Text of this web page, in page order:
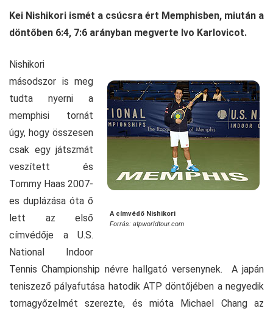
Kei Nishikori ismét a csúcsra ért Memphisben, miután a
döntőben 6:4, 7:6 arányban megverte Ivo Karlovicot.
A címvédő Nishikori
Forrás: atpworldtour.com
Nishikori
másodszor is meg
tudta nyerni a
memphisi tornát
úgy, hogy összesen
csak egy játszmát
veszített és
Tommy Haas 2007-
es duplázása óta ő
lett az első
címvédője a U.S.
National Indoor
Tennis Championship névre hallgató versenynek. A japán
teniszező pályafutása hatodik ATP döntőjében a negyedik
tornagyőzelmét szerezte, és mióta Michael Chang az